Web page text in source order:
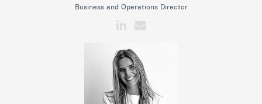
Business and Operations Director